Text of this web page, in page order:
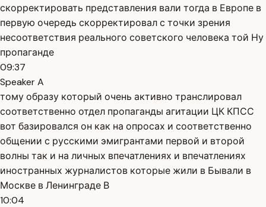
скорректировать представления вали тогда в Европе в
первую очередь скорректировал с точки зрения
несоответствия реального советского человека той Ну
пропаганде
09:37
Speaker A
тому образу который очень активно транслировал
соответственно отдел пропаганды агитации ЦК КПСС
вот базировался он как на опросах и соответственно
общении с русскими эмигрантами первой и второй
волны так и на личных впечатлениях и впечатлениях
иностранных журналистов которые жили в Бывали в
Москве в Ленинграде В
10:04